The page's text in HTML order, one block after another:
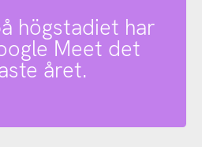
högstadiet har
Meet det
året.